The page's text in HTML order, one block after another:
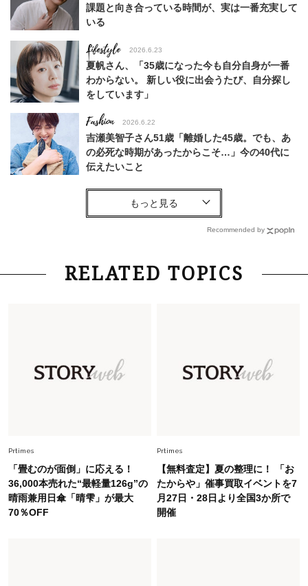
課題と向き合っている時間が、実は一番充実して
いる
Lifestyle 2026.6.23
夏帆さん、「35歳になった今も自分自身が一番
わからない。 新しい役に出会うたび、自分探し
をしています」
Fashion 2026.6.22
吉瀬美智子さん51歳「離婚した45歳。でも、あ
の必死な時期があったからこそ…」今の40代に
伝えたいこと
Fashion
【40代コンサバ派】白Tシャツは「パール×ゴー
Lifestyle 2026.7.29
「お若いですね」は褒め言葉？“若い＝美しい”と
慣！「金運アップ→トイレ、じゃあ底上げ運
は？」
Fashion 2026.7.16
白黒でもこんなに華やぐ！40代、夏の「甘めト
ップス×パンツ」コーデ〈3選〉
Recommended by
RELATED TOPICS
Prtimes
「畳むのが面倒」に応える！
36,000本売れた“最軽量126g”の
晴雨兼用日傘「晴雫」が最大
70％OFF
Prtimes
【無料査定】夏の整理に！ 「お
たからや」催事買取イベントを7
月27日・28日より全国3か所で
開催